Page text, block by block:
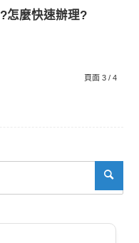
怎麼快速辦理?
頁面 3 / 4